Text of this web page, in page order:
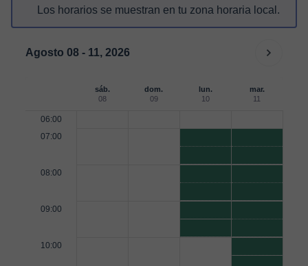
Los horarios se muestran en tu zona horaria local.
Agosto 08 - 11, 2026
sáb.
08
dom.
09
lun.
10
mar.
11
06:00
07:00
08:00
09:00
10:00